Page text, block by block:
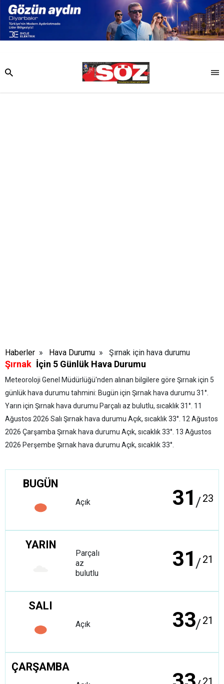
Haberler » Hava Durumu » Şırnak için hava durumu
Şırnak İçin 5 Günlük Hava Durumu
Meteoroloji Genel Müdürlüğü'nden alınan bilgilere göre Şırnak için 5
günlük hava durumu tahmini: Bugün için Şırnak hava durumu 31°.
Yarın için Şırnak hava durumu Parçalı az bulutlu, sıcaklık 31°. 11
Ağustos 2026 Salı Şırnak hava durumu Açık, sıcaklık 33°. 12 Ağustos
2026 ÇarşambaŞırnak hava durumu Açık, sıcaklık 33°. 13 Ağustos
2026 Perşembe Şırnak hava durumu Açık, sıcaklık 33°.
BUGÜN
Açık 31 /23
YARIN
Parçalı
az
bulutlu
31 /21
SALI
Açık 33/21
ÇARŞAMBA